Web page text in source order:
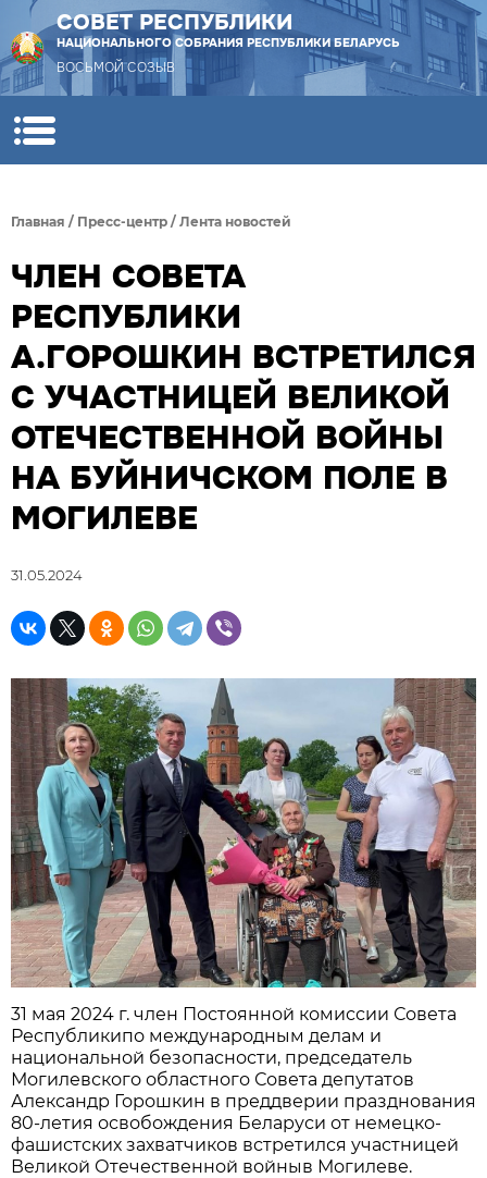
СОВЕТ РЕСПУБЛИКИ
НАЦИОНАЛЬНОГО СОБРАНИЯ РЕСПУБЛИКИ БЕЛАРУСЬ
ВОСЬМОЙ СОЗЫВ
Главная / Пресс-центр / Лента новостей
ЧЛЕН СОВЕТА
РЕСПУБЛИКИ
А.ГОРОШКИН ВСТРЕТИЛСЯ
С УЧАСТНИЦЕЙ ВЕЛИКОЙ
ОТЕЧЕСТВЕННОЙ ВОЙНЫ
НА БУЙНИЧСКОМ ПОЛЕ В
МОГИЛЕВЕ
31.05.2024
31 мая 2024 г. член Постоянной комиссии Совета
Республикипо международным делам и
национальной безопасности, председатель
Могилевского областного Совета депутатов
Александр Горошкин в преддверии празднования
80-летия освобождения Беларуси от немецко-
фашистских захватчиков встретился участницей
Великой Отечественной войныв Могилеве.